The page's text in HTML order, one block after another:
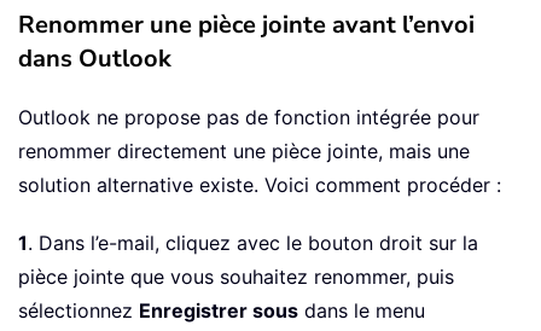
Renommer une pièce jointe avant l’envoi
dans Outlook
Outlook ne propose pas de fonction intégrée pour
renommer directement une pièce jointe, mais une
solution alternative existe. Voici comment procéder :
1. Dans l’e-mail, cliquez avec le bouton droit sur la
pièce jointe que vous souhaitez renommer, puis
sélectionnez Enregistrer sous dans le menu